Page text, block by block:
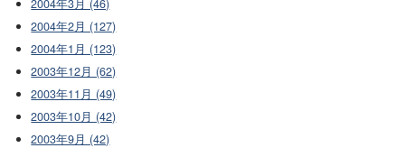
2004年3月 (46)
2004年2月 (127)
2004年1月 (123)
2003年12月 (62)
2003年11月 (49)
2003年10月 (42)
2003年9月 (42)